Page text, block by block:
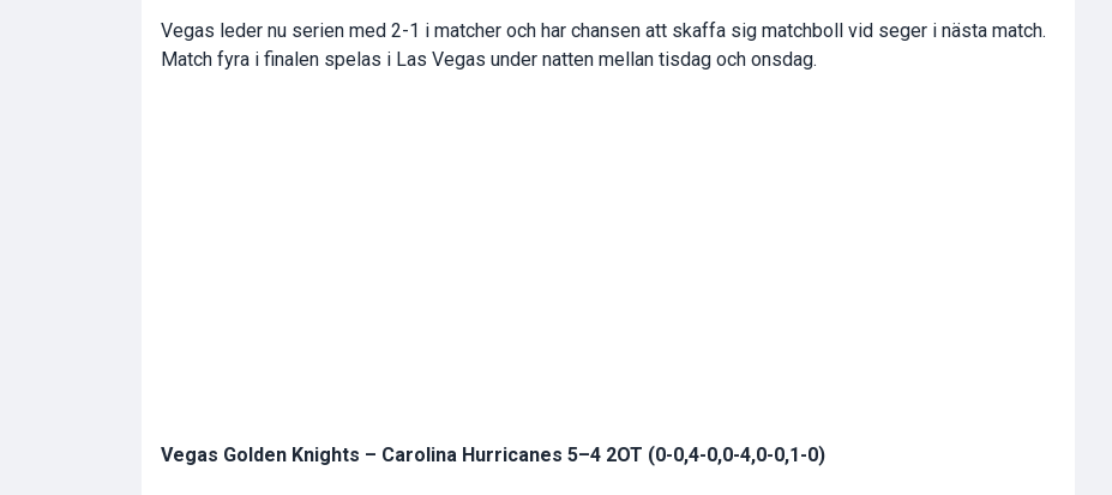
Vegas leder nu serien med 2-1 i matcher och har chansen att skaffa sig matchboll vid seger i nästa match.
Match fyra i finalen spelas i Las Vegas under natten mellan tisdag och onsdag.
Vegas Golden Knights – Carolina Hurricanes 5–4 2OT (0-0,4-0,0-4,0-0,1-0)